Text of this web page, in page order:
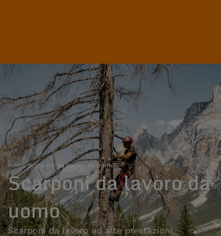
Home›Scarponi da lavoro da uomo
Scarponi da lavoro da
uomo
Scarponi da lavoro ad alte prestazioni,